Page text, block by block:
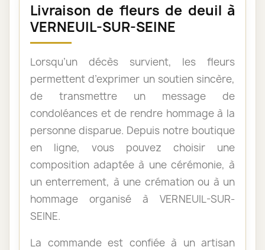
Livraison de fleurs de deuil à
VERNEUIL-SUR-SEINE
Lorsqu’un décès survient, les fleurs
permettent d’exprimer un soutien sincère,
de transmettre un message de
condoléances et de rendre hommage à la
personne disparue. Depuis notre boutique
en ligne, vous pouvez choisir une
composition adaptée à une cérémonie, à
un enterrement, à une crémation ou à un
hommage organisé à VERNEUIL-SUR-
SEINE.
La commande est confiée à un artisan